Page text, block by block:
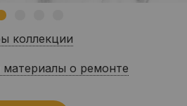
коллекции
материалы о ремонте